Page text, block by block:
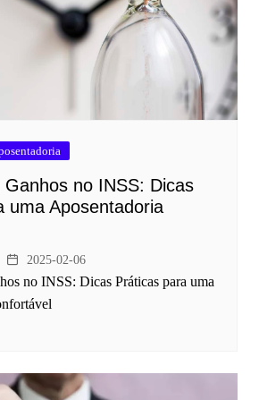
no INSS: Dicas
uma Aposentadoria
2025-02-06
no INSS: Dicas Práticas para uma